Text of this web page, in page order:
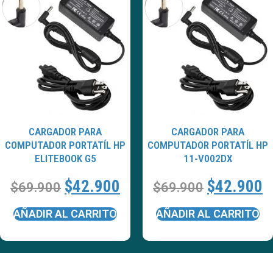
CARGADOR PARA
COMPUTADOR PORTATÍL HP
ELITEBOOK G5
$69.900 $42.900
AÑADIR AL CARRITO
CARGADOR PARA
COMPUTADOR PORTATÍL HP
11-V002DX
$69.900 $42.900
AÑADIR AL CARRITO